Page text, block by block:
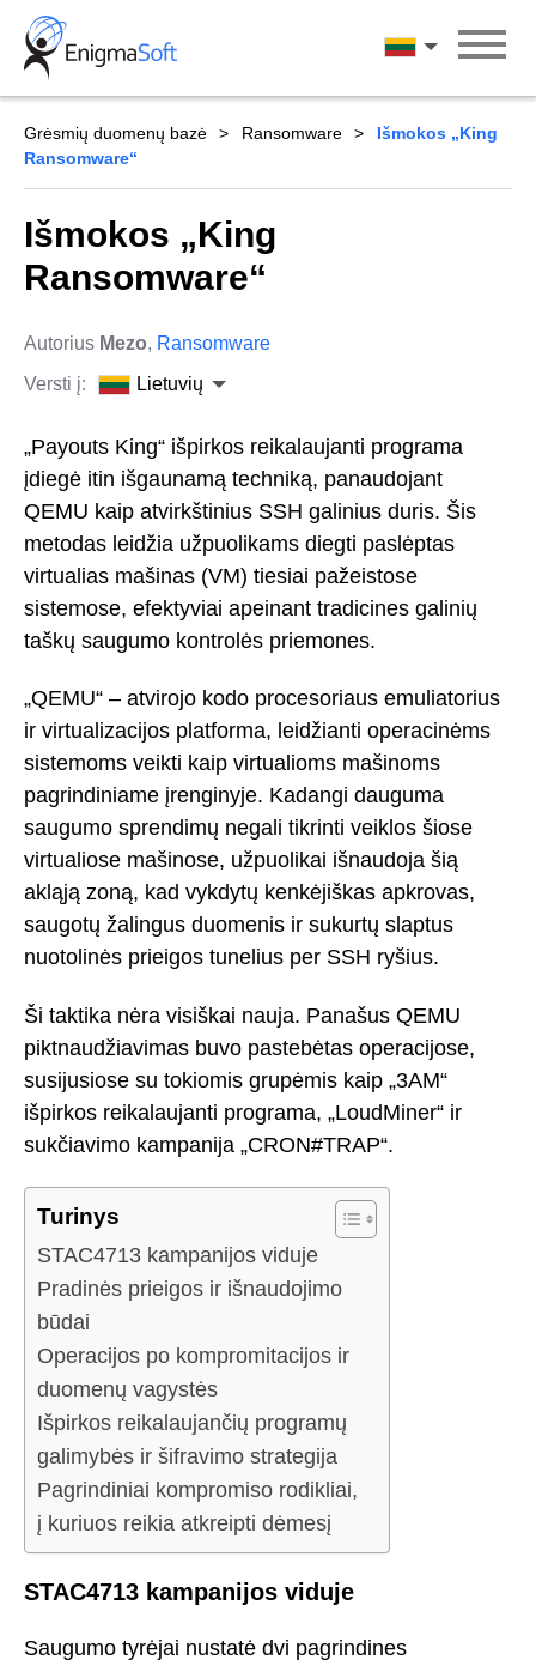
Skip
content
Lietuvių
Grėsmių duomenų bazė Ransomware
Išmokos „King
Ransomware“
Išmokos „King
Ransomware“
Autorius Mezo, Ransomware
Versti į:
Lietuvių
„Payouts King“ išpirkos reikalaujanti programa
įdiegė itin išgaunamą techniką, panaudojant
QEMU kaip atvirkštinius SSH galinius duris. Šis
metodas leidžia užpuolikams diegti paslėptas
virtualias mašinas (VM) tiesiai pažeistose
sistemose, efektyviai apeinant tradicines galinių
taškų saugumo kontrolės priemones.
„QEMU“ – atvirojo kodo procesoriaus emuliatorius
ir virtualizacijos platforma, leidžianti operacinėms
sistemoms veikti kaip virtualioms mašinoms
pagrindiniame įrenginyje. Kadangi dauguma
saugumo sprendimų negali tikrinti veiklos šiose
virtualiose mašinose, užpuolikai išnaudoja šią
akląją zoną, kad vykdytų kenkėjiškas apkrovas,
saugotų žalingus duomenis ir sukurtų slaptus
nuotolinės prieigos tunelius per SSH ryšius.
Ši taktika nėra visiškai nauja. Panašus QEMU
piktnaudžiavimas buvo pastebėtas operacijose,
susijusiose su tokiomis grupėmis kaip „3AM“
išpirkos reikalaujanti programa, „LoudMiner“ ir
sukčiavimo kampanija „CRON#TRAP“.
Turinys
STAC4713 kampanijos viduje
Pradinės prieigos ir išnaudojimo
būdai
Operacijos po kompromitacijos ir
duomenų vagystės
Išpirkos reikalaujančių programų
galimybės ir šifravimo strategija
Pagrindiniai kompromiso rodikliai,
į kuriuos reikia atkreipti dėmesį
STAC4713 kampanijos viduje
Saugumo tyrėjai nustatė dvi pagrindines